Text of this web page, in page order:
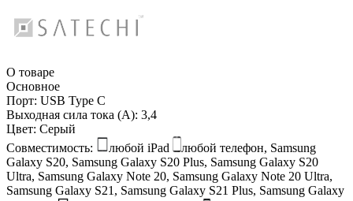
О товаре
Основное
Порт: USB Type C
Выходная сила тока (А): 3,4
Цвет: Серый
Совместимость:
любой iPad
любой телефон, Samsung
Galaxy S20, Samsung Galaxy S20 Plus, Samsung Galaxy S20
Ultra, Samsung Galaxy Note 20, Samsung Galaxy Note 20 Ultra,
Samsung Galaxy S21, Samsung Galaxy S21 Plus, Samsung Galaxy